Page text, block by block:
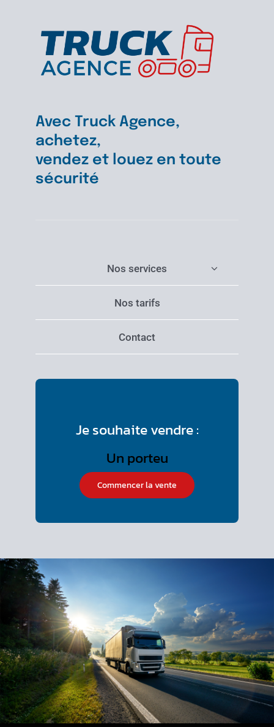
Avec Truck Agence,
achetez,
vendez et louez en toute
sécurité
Nos services
Nos tarifs
Contact
Je souhaite vendre :
Commencer la vente